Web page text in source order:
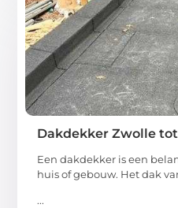
Dakdekker Zwolle
Een dakdekker is een
huis of gebouw. Het dak
...